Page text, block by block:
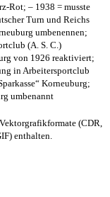
Rot; – 1938 = musste
Turn und Reichs
umbenennen;
(A. S. C.)
von 1926 reaktiviert;
in Arbeitersportclub
Korneuburg;
umbenannt
(CDR,
enthalten.